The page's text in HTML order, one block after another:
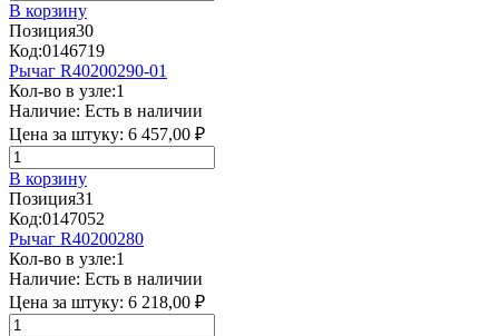
В корзину
Позиция30
Код:0146719
Рычаг R40200290-01
Кол-во в узле:1
Наличие: Есть в наличии
Цена за штуку: 6 457,00 ₽
В корзину
Позиция31
Код:0147052
Рычаг R40200280
Кол-во в узле:1
Наличие: Есть в наличии
Цена за штуку: 6 218,00 ₽